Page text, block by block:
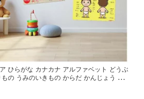
ひらがな カナカナ アルファベット どうぶ
の うみのいきもの からだ かんじょう す
じ とけい かけざん ちず ピアノ 幼児 子
ろ 便利グッズ 教材 はがせる おふろ 賃貸